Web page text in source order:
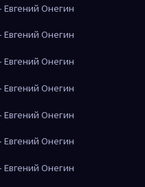
Онегин
Онегин
Онегин
Онегин
Онегин
Онегин
Онегин